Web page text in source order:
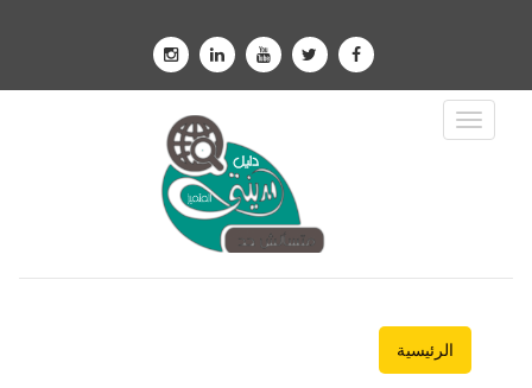
Toggle
Navigation
الرئيسية